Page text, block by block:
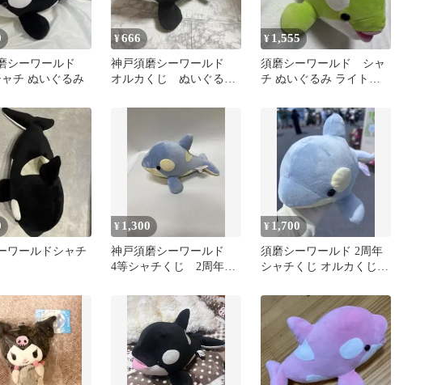
シーワールド
チ ぬいぐるみ
¥666
神戸須磨シーワールド
オルカくじ ぬいぐる
チ 鯱
¥ 1,555
須磨シーワールド シャ
チ ぬいぐるみ ライトグ
ワールドシャチ
¥ 1,300
神戸須磨シーワールド
4等シャチくじ 2周年記
¥ 1,700
須磨シーワールド 2周年
シャチくじ オルカくじ